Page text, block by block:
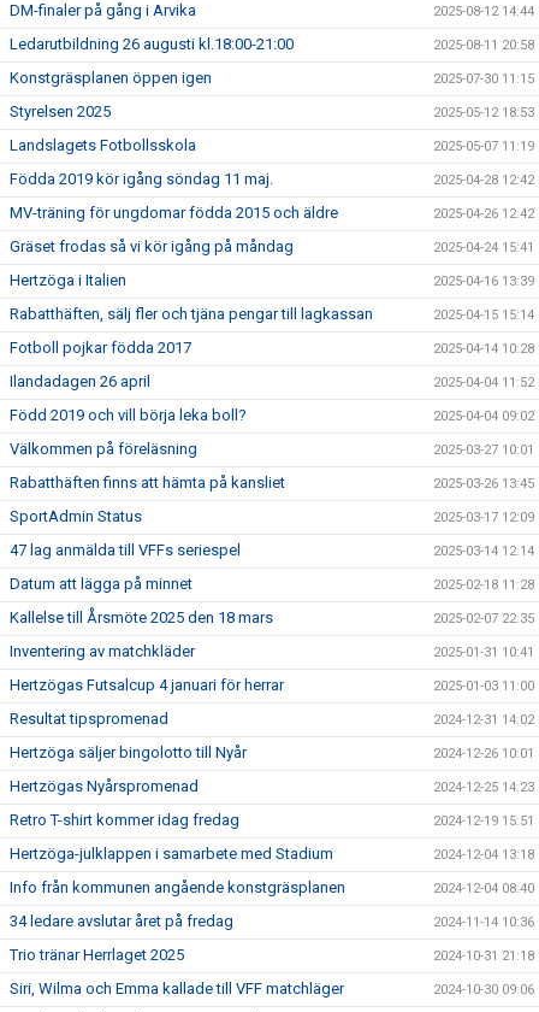
DM-finaler på gång i Arvika 2025-08-12 14:44
Ledarutbildning 26 augusti kl.18:00-21:00 2025-08-11 20:58
Konstgräsplanen öppen igen 2025-07-30 11:15
Styrelsen 2025 2025-05-12 18:53
Landslagets Fotbollsskola 2025-05-07 11:19
Födda 2019 kör igång söndag 11 maj. 2025-04-28 12:42
MV-träning för ungdomar födda 2015 och äldre 2025-04-26 12:42
Gräset frodas så vi kör igång på måndag 2025-04-24 15:41
Hertzöga i Italien 2025-04-16 13:39
Rabatthäften, sälj fler och tjäna pengar till lagkassan 2025-04-15 15:14
Fotboll pojkar födda 2017 2025-04-14 10:28
Ilandadagen 26 april 2025-04-04 11:52
Född 2019 och vill börja leka boll? 2025-04-04 09:02
Välkommen på föreläsning 2025-03-27 10:01
Rabatthäften finns att hämta på kansliet 2025-03-26 13:45
SportAdmin Status 2025-03-17 12:09
47 lag anmälda till VFFs seriespel 2025-03-14 12:14
Datum att lägga på minnet 2025-02-18 11:28
Kallelse till Årsmöte 2025 den 18 mars 2025-02-07 22:35
Inventering av matchkläder 2025-01-31 10:41
Hertzögas Futsalcup 4 januari för herrar 2025-01-03 11:00
Resultat tipspromenad 2024-12-31 14:02
Hertzöga säljer bingolotto till Nyår 2024-12-26 10:01
Hertzögas Nyårspromenad 2024-12-25 14:23
Retro T-shirt kommer idag fredag 2024-12-19 15:51
Hertzöga-julklappen i samarbete med Stadium 2024-12-04 13:18
Info från kommunen angående konstgräsplanen 2024-12-04 08:40
34 ledare avslutar året på fredag 2024-11-14 10:36
Trio tränar Herrlaget 2025 2024-10-31 21:18
Siri, Wilma och Emma kallade till VFF matchläger 2024-10-30 09:06